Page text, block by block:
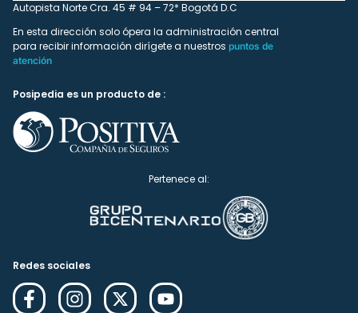
Autopista Norte Cra. 45 # 94 – 72* Bogotá D.C
En esta dirección solo ópera la administración central
para recibir información dirígete a nuestros puntos de
atención
Posipedia es un producto de :
Pertenece al:
Redes sociales